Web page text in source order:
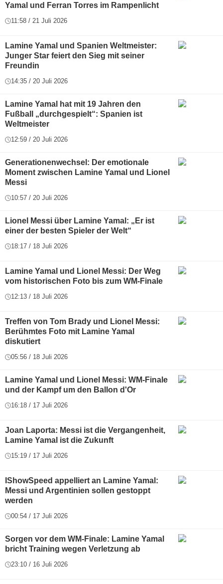
Yamal und Ferran Torres im Rampenlicht
11:58 / 21 Juli 2026
Lamine Yamal und Spanien Weltmeister:
Junger Star feiert den Sieg mit seiner
Freundin
14:35 / 20 Juli 2026
Lamine Yamal hat mit 19 Jahren den
Fußball „durchgespielt“: Spanien ist
Weltmeister
12:59 / 20 Juli 2026
Generationenwechsel: Der emotionale
Moment zwischen Lamine Yamal und Lionel
Messi
10:57 / 20 Juli 2026
Lionel Messi über Lamine Yamal: „Er ist
einer der besten Spieler der Welt“
18:17 / 18 Juli 2026
Lamine Yamal und Lionel Messi: Der Weg
vom historischen Foto bis zum WM-Finale
12:13 / 18 Juli 2026
Treffen von Tom Brady und Lionel Messi:
Berühmtes Foto mit Lamine Yamal
diskutiert
05:56 / 18 Juli 2026
Lamine Yamal und Lionel Messi: WM-Finale
und der Kampf um den Ballon d'Or
16:18 / 17 Juli 2026
Joan Laporta: Messi ist die Vergangenheit,
Lamine Yamal ist die Zukunft
15:19 / 17 Juli 2026
IShowSpeed appelliert an Lamine Yamal:
Messi und Argentinien sollen gestoppt
werden
00:54 / 17 Juli 2026
Sorgen vor dem WM-Finale: Lamine Yamal
bricht Training wegen Verletzung ab
23:10 / 16 Juli 2026